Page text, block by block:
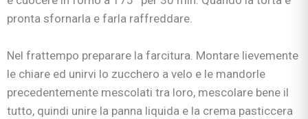
pronta sfornarla e farla raffreddare.
Nel frattempo preparare la farcitura. Montare lievemente
le chiare ed unirvi lo zucchero a velo e le mandorle
precedentemente mescolati tra loro, mescolare bene il
tutto, quindi unire la panna liquida e la crema pasticcera